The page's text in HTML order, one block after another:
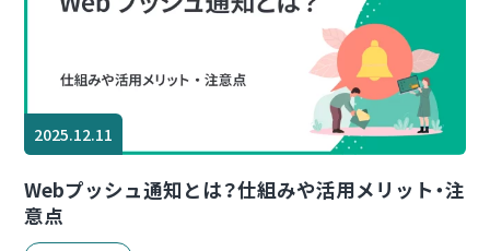
2025.12.11
Webプッシュ通知とは？仕組みや活用メリット・注
意点